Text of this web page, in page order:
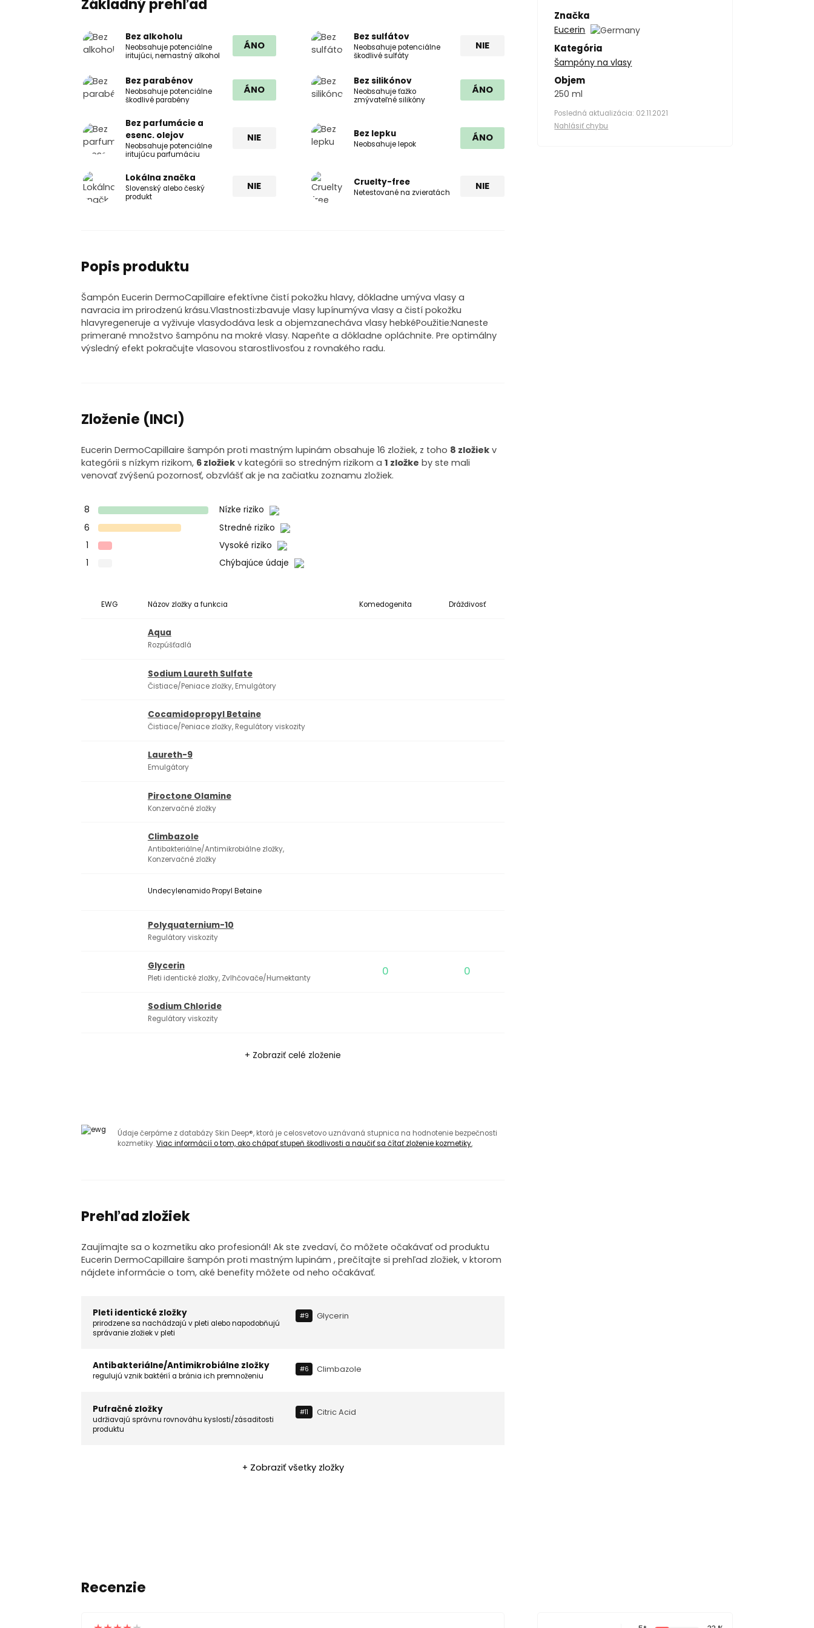
Základný prehľad
Bez alkoholu
Neobsahuje potenciálne
iritujúci, nemastný alkohol
ÁNO
Bez sulfátov
Neobsahuje potenciálne
škodlivé sulfáty
NIE
Bez parabénov
Neobsahuje potenciálne
škodlivé parabény
ÁNO
Bez silikónov
Neobsahuje ťažko
zmývateľné silikóny
ÁNO
Bez parfumácie a
esenc. olejov
Neobsahuje potenciálne
iritujúcu parfumáciu
NIE Bez lepku
Neobsahuje lepok
ÁNO
Lokálna značka
Slovenský alebo český
produkt
NIE Cruelty-free
Netestované na zvieratách
NIE
Popis produktu
Šampón Eucerin DermoCapillaire efektívne čistí pokožku hlavy, dôkladne umýva vlasy a
navracia im prirodzenú krásu.Vlastnosti:zbavuje vlasy lupínumýva vlasy a čistí pokožku
hlavyregeneruje a vyživuje vlasydodáva lesk a objemzanecháva vlasy hebkéPoužitie:Naneste
primerané množstvo šampónu na mokré vlasy. Napeňte a dôkladne opláchnite. Pre optimálny
výsledný efekt pokračujte vlasovou starostlivosťou z rovnakého radu.
Zloženie (INCI)
Eucerin DermoCapillaire šampón proti mastným lupinám obsahuje 16 zložiek, z toho 8 zložiek v
kategórii s nízkym rizikom, 6 zložiek v kategórii so stredným rizikom a1 zložke by ste mali
venovať zvýšenú pozornosť, obzvlášť ak je na začiatku zoznamu zložiek.
8
Nízke riziko
6
Stredné riziko
1
Vysoké riziko
1
Chýbajúce údaje
EWG Názov zložky a funkcia Komedogenita Dráždivosť
Aqua
Rozpúšťadlá
Sodium Laureth Sulfate
Čistiace/Peniace zložky, Emulgátory
Cocamidopropyl Betaine
Čistiace/Peniace zložky, Regulátory viskozity
Laureth-9
Emulgátory
Piroctone Olamine
Konzervačné zložky
Climbazole
Antibakteriálne/Antimikrobiálne zložky,
Konzervačné zložky
Undecylenamido Propyl Betaine
Polyquaternium-10
Regulátory viskozity
Glycerin
Pleti identické zložky, Zvlhčovače/Humektanty 0 0
Sodium Chloride
Regulátory viskozity
+ Zobraziť celé zloženie
Údaje čerpáme z databázy Skin Deep®, ktorá je celosvetovo uznávaná stupnica na hodnotenie bezpečnosti
kozmetiky.Viac informácií o tom, ako chápať stupeň škodlivosti a naučiť sa čítať zloženie kozmetiky.
Prehľad zložiek
Zaujímajte sa o kozmetiku ako profesionál! Ak ste zvedaví, čo môžete očakávať od produktu
Eucerin DermoCapillaire šampón proti mastným lupinám , prečítajte si prehľad zložiek, v ktorom
nájdete informácie o tom, aké benefity môžete od neho očakávať.
Pleti identické zložky
prirodzene sa nachádzajú v pleti alebo napodobňujú
správanie zložiek v pleti
#9 Glycerin
Antibakteriálne/Antimikrobiálne zložky
regulujú vznik baktérií a bránia ich premnoženiu
#6 Climbazole
Pufračné zložky
udržiavajú správnu rovnováhu kyslosti/zásaditosti
produktu
#11 Citric Acid
+ Zobraziť všetky zložky
Značka
Eucerin
Kategória
Šampóny na vlasy
Objem
250 ml
Posledná aktualizácia: 02.11.2021
Nahlásiť chybu
Recenzie